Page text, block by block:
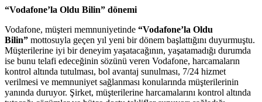
“Vodafone’la Oldu Bilin” dönemi
Vodafone, müşteri memnuniyetinde “Vodafone’la Oldu
Bilin” mottosuyla geçen yıl yeni bir dönem başlattığını duyurmuştu.
Müşterilerine iyi bir deneyim yaşatacağının, yaşatamadığı durumda
ise bunu telafi edeceğinin sözünü veren Vodafone, harcamaların
kontrol altında tutulması, bol avantaj sunulması, 7/24 hizmet
verilmesi ve memnuniyet sağlanması konularında müşterilerinin
yanında duruyor. Şirket, müşterilerine harcamalarını kontrol altında